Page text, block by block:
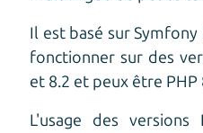
Il est basé sur
fonctionner sur des
et 8.2 et peux être PHP
L'usage des versions